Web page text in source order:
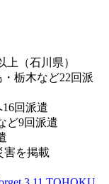
（石川県）
栃木など22回派
回派遣
ど9回派遣
害を掲載